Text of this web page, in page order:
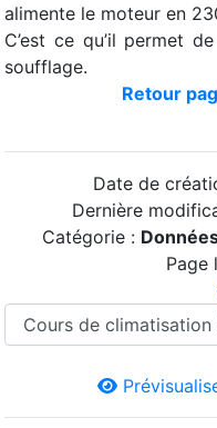
alimente le moteur en
C’est ce qu’il permet
soufflage.
Retour
Date de
Dernière
Catégorie :
Page